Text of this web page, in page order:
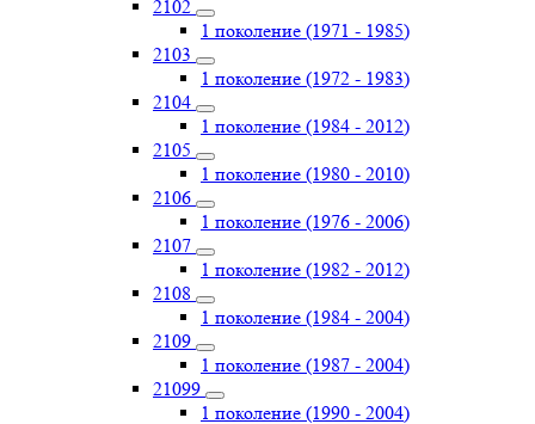
2102
1 поколение (1971 - 1985)
2103
1 поколение (1972 - 1983)
2104
1 поколение (1984 - 2012)
2105
1 поколение (1980 - 2010)
2106
1 поколение (1976 - 2006)
2107
1 поколение (1982 - 2012)
2108
1 поколение (1984 - 2004)
2109
1 поколение (1987 - 2004)
21099
1 поколение (1990 - 2004)